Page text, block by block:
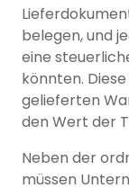
belegen, und
eine
könnten.
gelieferten
den Wert der
Neben der
müssen